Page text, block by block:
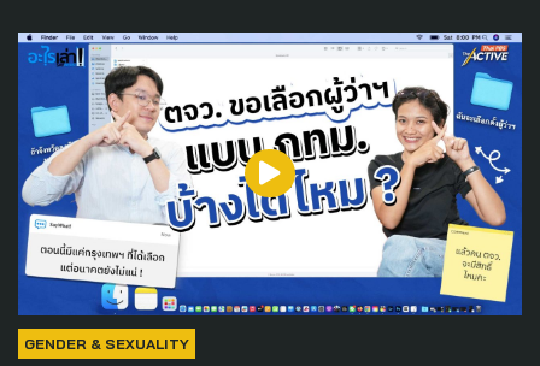
GENDER & SEXUALITY